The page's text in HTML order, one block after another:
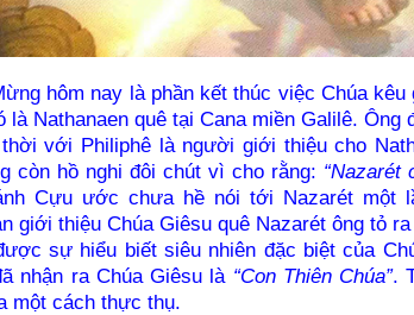
hôm nay là phần kết thúc việc Chúa
là Nathanaen quê tại Cana miền Galilê. Ông
với Philiphê là người giới thiệu cho
còn hồ nghi đôi chút vì cho rằng: “Nazarét
Cựu ước chưa hề nói tới Nazarét một
giới thiệu Chúa Giêsu quê Nazarét ông tỏ
sự hiểu biết siêu nhiên đặc biệt của
nhận ra Chúa Giêsu là “Con Thiên Chúa”.
một cách thực thụ.